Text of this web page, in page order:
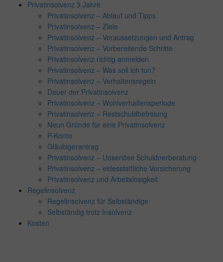
Privatinsolvenz 3 Jahre
Privatinsolvenz – Ablauf und Tipps
Privatinsolvenz – Ziele
Privatinsolvenz – Voraussetzungen und Antrag
Privatinsolvenz – Vorbereitende Schritte
Privatinsolvenz richtig anmelden
Privatinsolvenz – Was soll ich tun?
Privatinsolvenz – Verhaltensregeln
Dauer der Privatinsolvenz
Privatinsolvenz – Wohlverhaltensperiode
Privatinsolvenz – Restschuldbefreiung
Neun Gründe für eine Privatinsolvenz
P-Konto
Gläubigerantrag
Privatinsolvenz – Unseriöse Schuldnerberatung
Privatinsolvenz – eidesstattliche Versicherung
Privatinsolvenz und Arbeitslosigkeit
Regelinsolvenz
Regelinsolvenz für Selbständige
Selbständig trotz Insolvenz
Kosten